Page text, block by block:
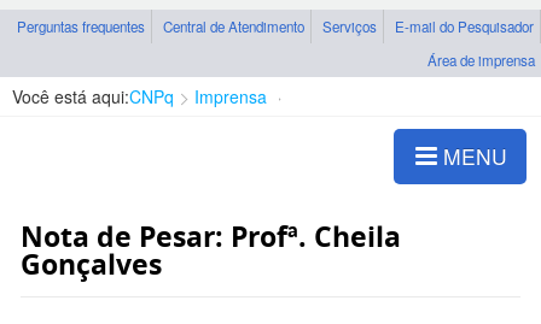
Perguntas frequentes Central de Atendimento Serviços
E-mail do Pesquisador
Área de imprensa
Você está aqui:CNPq Imprensa
MENU
Nota de Pesar: Profª. Cheila
Gonçalves